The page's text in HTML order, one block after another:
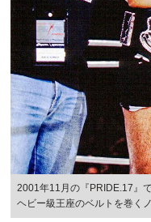
2001年11月の『PRIDE.17』
ヘビー級王座のベルトを巻く